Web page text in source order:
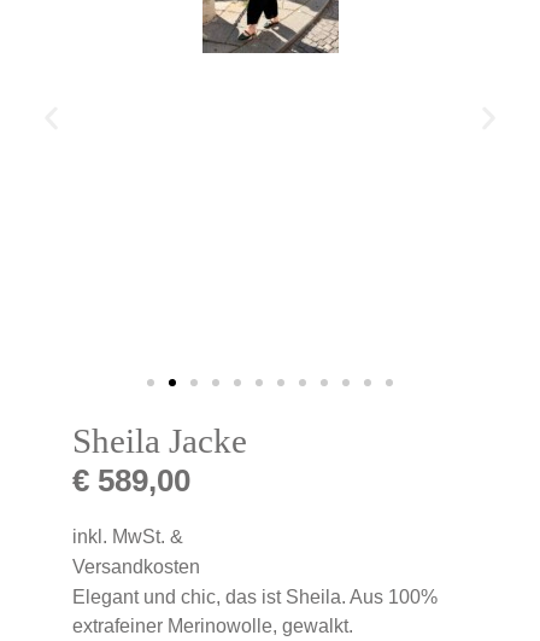
Sheila Jacke
€ 589,00
inkl. MwSt. &
Versandkosten
Elegant und chic, das ist Sheila. Aus 100%
extrafeiner Merinowolle, gewalkt.